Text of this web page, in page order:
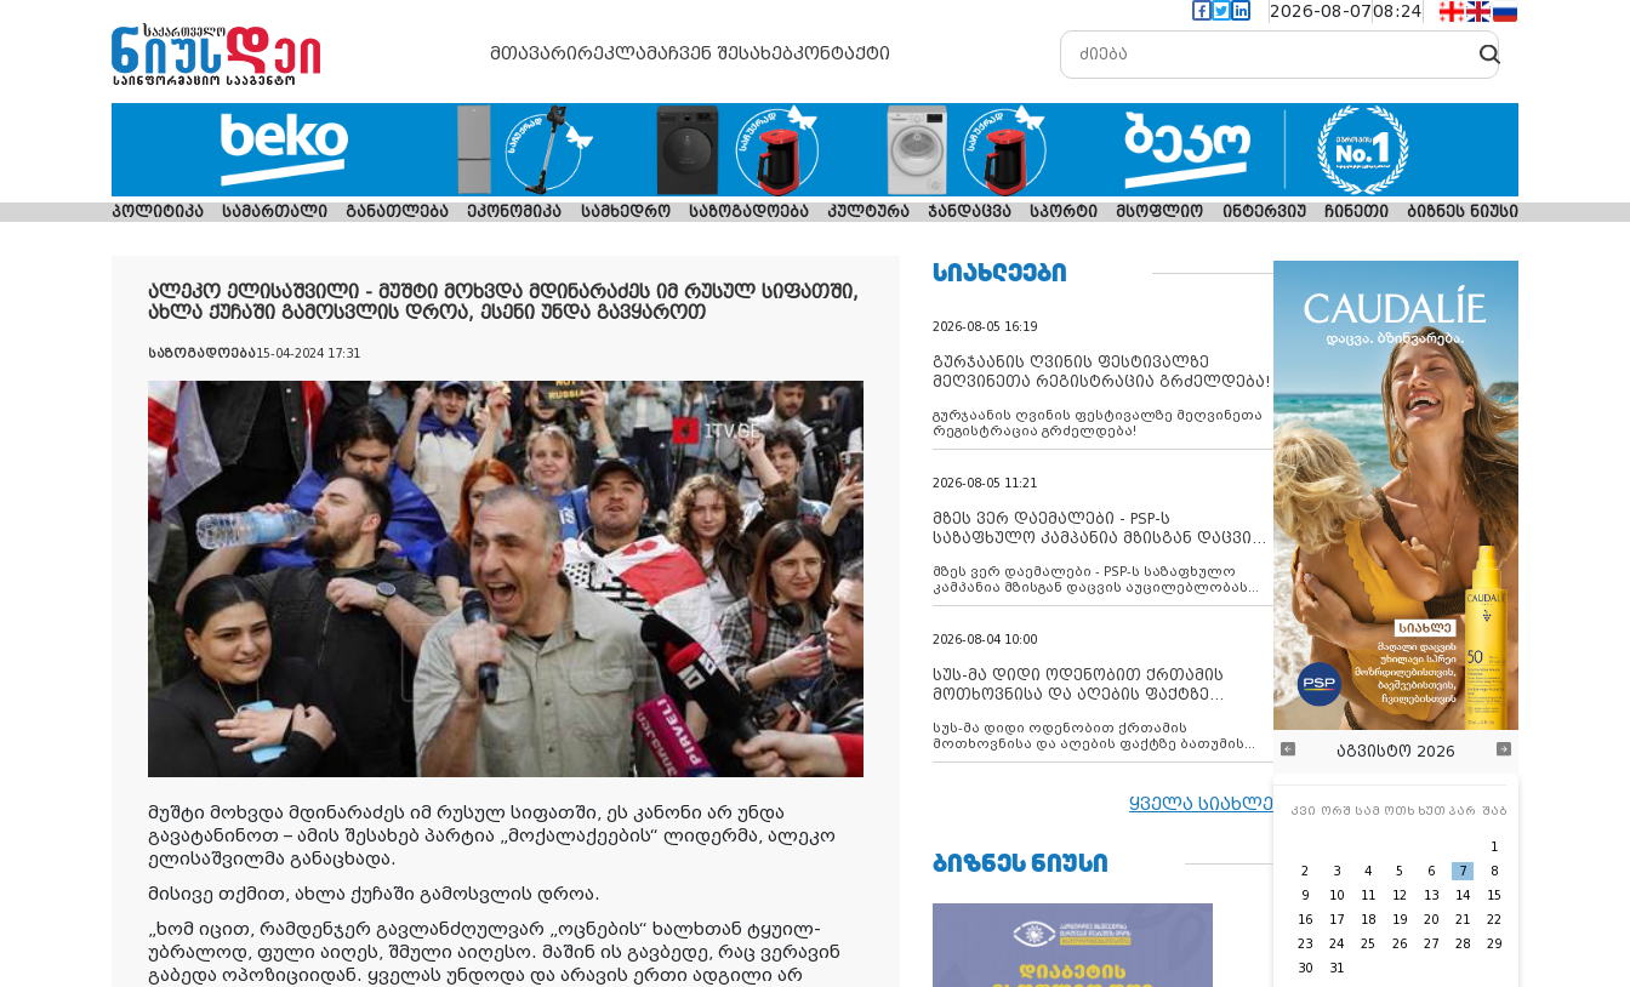
2026-08-0708:24
მთავარირეკლამაჩვენ შესახებკონტაქტი
პოლიტიკა სამართალი განათლება ეკონომიკა სამხედრო საზოგადოება კულტურა ჯანდაცვა სპორტი მსოფლიო ინტერვიუ ჩინეთი ბიზნეს ნიუსი
ალეკო ელისაშვილი - მუშტი მოხვდა მდინარაძეს იმ რუსულ სიფათში,
ახლა ქუჩაში გამოსვლის დროა, ესენი უნდა გავყაროთ
საზოგადოება15-04-2024 17:31
მუშტი მოხვდა მდინარაძეს იმ რუსულ სიფათში, ეს კანონი არ უნდა
გავატანინოთ – ამის შესახებ პარტია „მოქალაქეების“ ლიდერმა, ალეკო
ელისაშვილმა განაცხადა.
მისივე თქმით, ახლა ქუჩაში გამოსვლის დროა.
„ხომ იცით, რამდენჯერ გავლანძღულვარ „ოცნების“ ხალხთან ტყუილ-
უბრალოდ, ფული აიღეს, შმული აიღესო. მაშინ ის გავბედე, რაც ვერავინ
გაბედა ოპოზიციიდან. ყველას უნდოდა და არავის ერთი ადგილი არ
ᲡᲘᲐᲮᲚᲔᲔᲑᲘ
2026-08-05 16:19
გურჯაანის ღვინის ფესტივალზე
მეღვინეთა რეგისტრაცია გრძელდება!
გურჯაანის ღვინის ფესტივალზე მეღვინეთა
რეგისტრაცია გრძელდება!
2026-08-05 11:21
მზეს ვერ დაემალები - PSP-ს
საზაფხულო კამპანია მზისგან დაცვის
მზეს ვერ დაემალები - PSP-ს საზაფხულო
კამპანია მზისგან დაცვის აუცილებლობას
გვახსენებს
2026-08-04 10:00
სუს-მა დიდი ოდენობით ქრთამის
მოთხოვნისა და აღების ფაქტზე
დააკავა
სუს-მა დიდი ოდენობით ქრთამის
მოთხოვნისა და აღების ფაქტზე ბათუმის
მერიის თანამშრომელი დააკავა
ყველა სიახლე
ᲑᲘᲖᲜᲔᲡ ᲜᲘᲣᲡᲘ
აგვისტო 2026
კვი ორშ სამ ოთხ ხუთ პარ შაბ
1
2
3 4 5 6 7
8
9
10 11 12 13 14
15
16
17 18 19 20 21
22
23
24 25 26 27 28
29
30
31